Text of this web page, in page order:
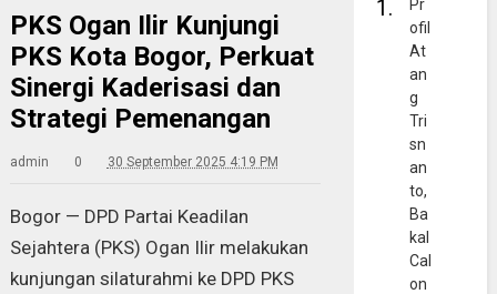
PKS Ogan Ilir Kunjungi
PKS Kota Bogor, Perkuat
Sinergi Kaderisasi dan
Strategi Pemenangan
admin 0 30 September 2025 4:19 PM
Bogor — DPD Partai Keadilan
Sejahtera (PKS) Ogan Ilir melakukan
kunjungan silaturahmi ke DPD PKS
1.
Pr
ofil
At
an
g
Tri
sn
an
to,
Ba
kal
Cal
on